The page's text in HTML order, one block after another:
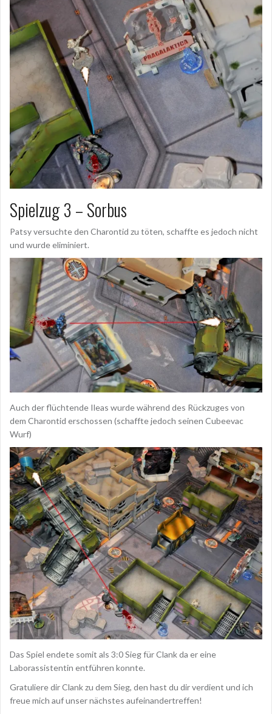
Spielzug 3 – Sorbus
Patsy versuchte den Charontid zu töten, schaffte es jedoch nicht
und wurde eliminiert.
Auch der flüchtende Ileas wurde während des Rückzuges von
dem Charontid erschossen (schaffte jedoch seinen Cubeevac
Wurf)
Das Spiel endete somit als 3:0 Sieg für Clank da er eine
Laborassistentin entführen konnte.
Gratuliere dir Clank zu dem Sieg, den hast du dir verdient und ich
freue mich auf unser nächstes aufeinandertreffen!